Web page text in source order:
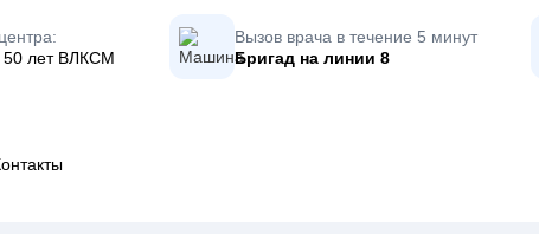
50 лет ВЛКСМ
Вызов врача в течение 5 минут
Бригад на линии 8